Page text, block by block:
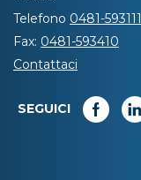
Telefono 0481-593111
Fax: 0481-593410
Contattaci
SEGUICI